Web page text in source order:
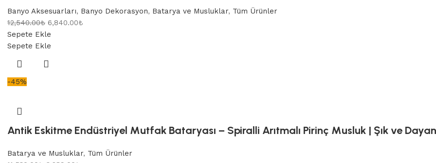
Banyo Aksesuarları, Banyo Dekorasyon, Batarya ve Musluklar, Tüm Ürünler
12,540.00₺ 6,840.00₺
Sepete Ekle
Sepete Ekle
-45%
Antik Eskitme Endüstriyel Mutfak Bataryası – Spiralli Arıtmalı Pirinç Musluk | Şık ve
Batarya ve Musluklar, Tüm Ürünler